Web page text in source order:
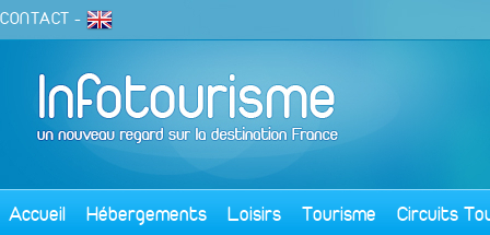
CONTACT -
Accueil Hébergements Loisirs Tourisme Circuits